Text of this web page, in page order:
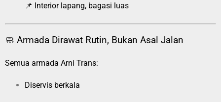
📌 Interior lapang, bagasi luas
🧼 Armada Dirawat Rutin, Bukan Asal Jalan
Semua armada Arni Trans:
Diservis berkala